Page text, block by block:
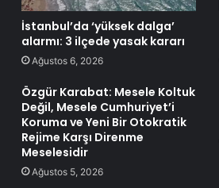
İstanbul’da ‘yüksek dalga’
alarmı: 3 ilçede yasak kararı
Ağustos 6, 2026
Özgür Karabat: Mesele Koltuk
Değil, Mesele Cumhuriyet’i
Koruma ve Yeni Bir Otokratik
Rejime Karşı Direnme
Meselesidir
Ağustos 5, 2026